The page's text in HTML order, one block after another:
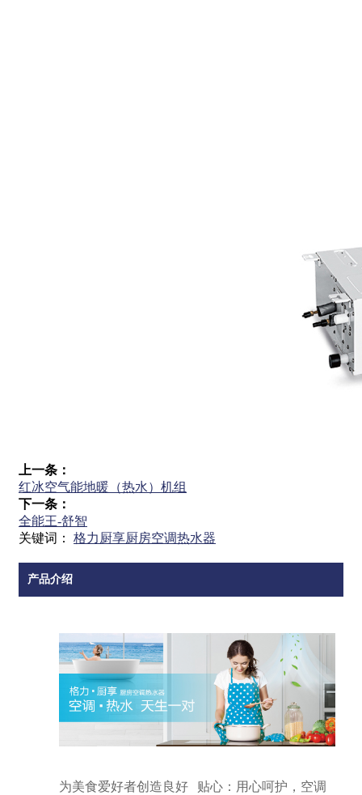
上一条：
红冰空气能地暖（热水）机组
下一条：
全能王-舒智
关键词： 格力厨享厨房空调热水器
产品介绍
为美食爱好者创造良好
贴心：用心呵护，空调